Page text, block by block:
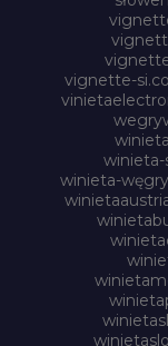
vignette-
winieta-
winieta-